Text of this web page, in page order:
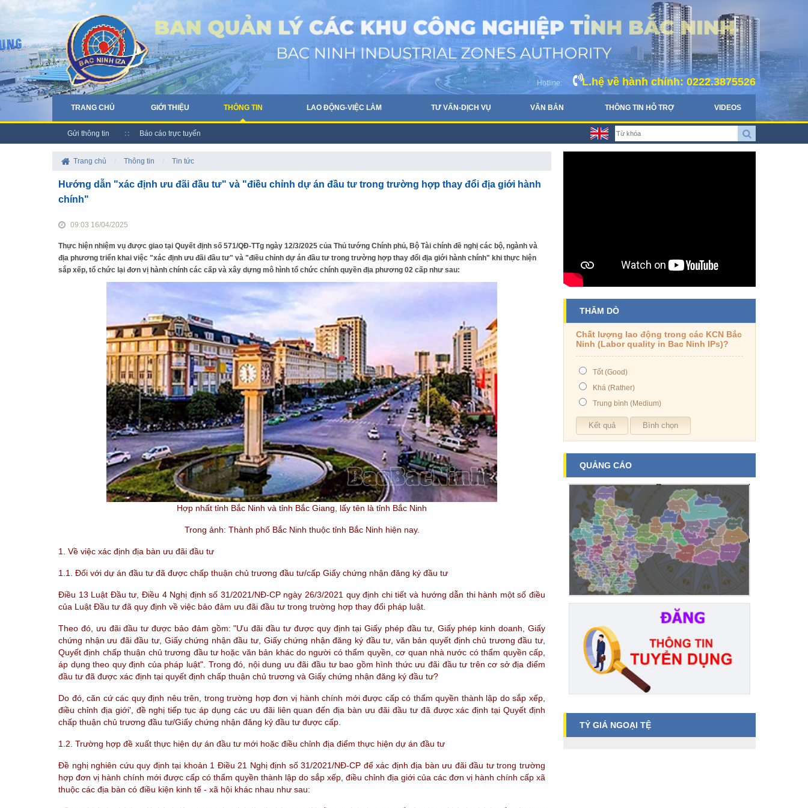
Hotline: L.hệ về hành chính: 0222.3875526
TRANG CHỦ GIỚI THIỆU THÔNG TIN LAO ĐỘNG-VIỆC LÀM TƯ VẤN-DỊCH VỤ VĂN BẢN THÔNG TIN HỖ TRỢ VIDEOS
Gửi thông tin Báo cáo trực tuyến
Trang chủ Thông tin Tin tức
Hướng dẫn "xác định ưu đãi đầu tư" và "điều chỉnh dự án đầu tư trong trường hợp thay đổi địa giới hành
chính"
09:03 16/04/2025
Thực hiện nhiệm vụ được giao tại Quyết định số 571/QĐ-TTg ngày 12/3/2025 của Thủ tướng Chính phủ, Bộ Tài chính đề nghị các bộ, ngành và
địa phương triển khai việc "xác định ưu đãi đầu tư" và "điều chỉnh dự án đầu tư trong trường hợp thay đổi địa giới hành chính" khi thực hiện
sắp xếp, tổ chức lại đơn vị hành chính các cấp và xây dựng mô hình tổ chức chính quyền địa phương 02 cấp như sau:
Hợp nhất tỉnh Bắc Ninh và tỉnh Bắc Giang, lấy tên là tỉnh Bắc Ninh
Trong ảnh: Thành phố Bắc Ninh thuộc tỉnh Bắc Ninh hiện nay.
1. Về việc xác định địa bàn ưu đãi đầu tư
1.1. Đối với dự án đầu tư đã được chấp thuận chủ trương đầu tư/cấp Giấy chứng nhận đăng ký đầu tư
Điều 13 Luật Đầu tư, Điều 4 Nghị định số 31/2021/NĐ-CP ngày 26/3/2021 quy định chi tiết và hướng dẫn thi hành một số điều
của Luật Đầu tư đã quy định về việc bảo đảm ưu đãi đầu tư trong trường hợp thay đổi pháp luật.
Theo đó, ưu đãi đầu tư được bảo đảm gồm: "Ưu đãi đầu tư được quy định tại Giấy phép đầu tư, Giấy phép kinh doanh, Giấy
chứng nhận ưu đãi đầu tư, Giấy chứng nhận đầu tư, Giấy chứng nhận đăng ký đầu tư, văn bản quyết định chủ trương đầu tư,
Quyết định chấp thuận chủ trương đầu tư hoặc văn bản khác do người có thẩm quyền, cơ quan nhà nước có thẩm quyền cấp,
áp dụng theo quy định của pháp luật". Trong đó, nội dung ưu đãi đầu tư bao gồm hình thức ưu đãi đầu tư trên cơ sở địa điểm
đầu tư đã được xác định tại quyết định chấp thuận chủ trương và Giấy chứng nhận đăng ký đầu tư?
Do đó, căn cứ các quy định nêu trên, trong trường hợp đơn vị hành chính mới được cấp có thẩm quyền thành lập do sắp xếp,
điều chỉnh địa giới', đề nghị tiếp tục áp dụng các ưu đãi liên quan đến địa bàn ưu đãi đầu tư đã được xác định tại Quyết định
chấp thuận chủ trương đầu tư/Giấy chứng nhận đăng ký đầu tư được cấp.
1.2. Trường hợp đề xuất thực hiện dự án đầu tư mới hoặc điều chỉnh địa điểm thực hiện dự án đầu tư
Đề nghị nghiên cứu quy định tại khoản 1 Điều 21 Nghị định số31/2021/NĐ-CP để xác định địa bàn ưu đãi đầu tư trong trường
hợp đơn vị hành chính mới được cấp có thẩm quyền thành lập do sắp xếp, điều chỉnh địa giới của các đơn vị hành chính cấp xã
thuộc các địa bàn có điều kiện kinh tế - xã hội khác nhau như sau:
THĂM DÒ
Chất lượng lao động trong các KCN Bắc
Ninh (Labor quality in Bac Ninh IPs)?
Tốt (Good)
Khá (Rather)
Trung bình (Medium)
QUẢNG CÁO
TỶ GIÁ NGOẠI TỆ